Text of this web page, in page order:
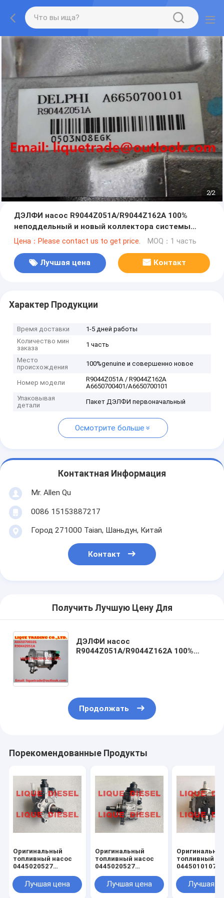
2/2
ДЭЛФИ насос R9044Z051A/R9044Z162A 100%
неподдельный и новый коллектора системы
впрыска топлива для SSANGYONG A6650700401,
Цена：Please contact us to get price. MOQ：1 часть
Лучшая цена Контакт
Характер Продукции
Время доставки
1-5 дней работы
Количество мин
заказа
1 часть
Место
происхождения
100%genuine и совершенно новое
Номер модели
R9044Z051A / R9044Z162A
A6650700401/A6650700101
Упаковывая
детали
Пакет ДЭЛФИ первоначальный
Осмотрите больше
Контактная Информация
Mr. Allen Qu
0086 15153887217
Город 271000 Taian, Шаньдун, Китай
Контакт
Получить Лучшую Цену Для
ДЭЛФИ насос
R9044Z051A/R9044Z162A 100%
Продолжать
Порекомендованные Продукты
Оригинальный
топливный насос
0445020527
04132378
445020527
Лучшая цена
Оригинальный
топливный насос
0445020527
04132378 0 445 020
527 0 445 020 528
Лучшая цена
топливный
0445010107 0
WE0113800A
13-800A
Лучшая